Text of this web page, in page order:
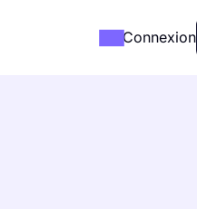
Connexion